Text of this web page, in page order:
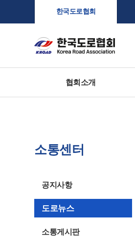
한국도로협회
협회소개
소통센터
공지사항
도로뉴스
소통게시판